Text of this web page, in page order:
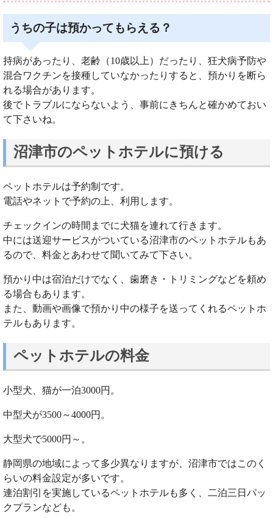
うちの子は預かってもらえる？
持病があったり、老齢（10歳以上）だったり、狂犬病予防や
混合ワクチンを接種していなかったりすると、預かりを断ら
れる場合があります。
後でトラブルにならないよう、事前にきちんと確かめておい
て下さいね。
沼津市のペットホテルに預ける
ペットホテルは予約制です。
電話やネットで予約の上、利用します。
チェックインの時間までに犬猫を連れて行きます。
中には送迎サービスがついている沼津市のペットホテルもあ
るので、料金とあわせて聞いてみて下さい。
預かり中は宿泊だけでなく、歯磨き・トリミングなどを頼め
る場合もあります。
また、動画や画像で預かり中の様子を送ってくれるペットホ
テルもあります。
ペットホテルの料金
小型犬、猫が一泊3000円。
中型犬が3500～4000円。
大型犬で5000円～。
静岡県の地域によって多少異なりますが、沼津市ではこのく
らいの料金設定が多いです。
連泊割引を実施しているペットホテルも多く、二泊三日パッ
クプランなども。